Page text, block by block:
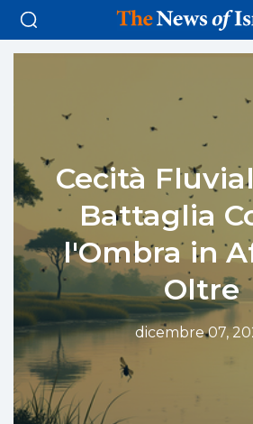
Cecità
Battaglia
l'Ombra in
Oltre
dicembre 07,